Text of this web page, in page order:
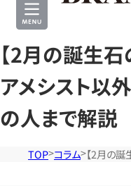
【2月の誕生石
アメシスト以
の人まで解説
TOP コラム 【2月の